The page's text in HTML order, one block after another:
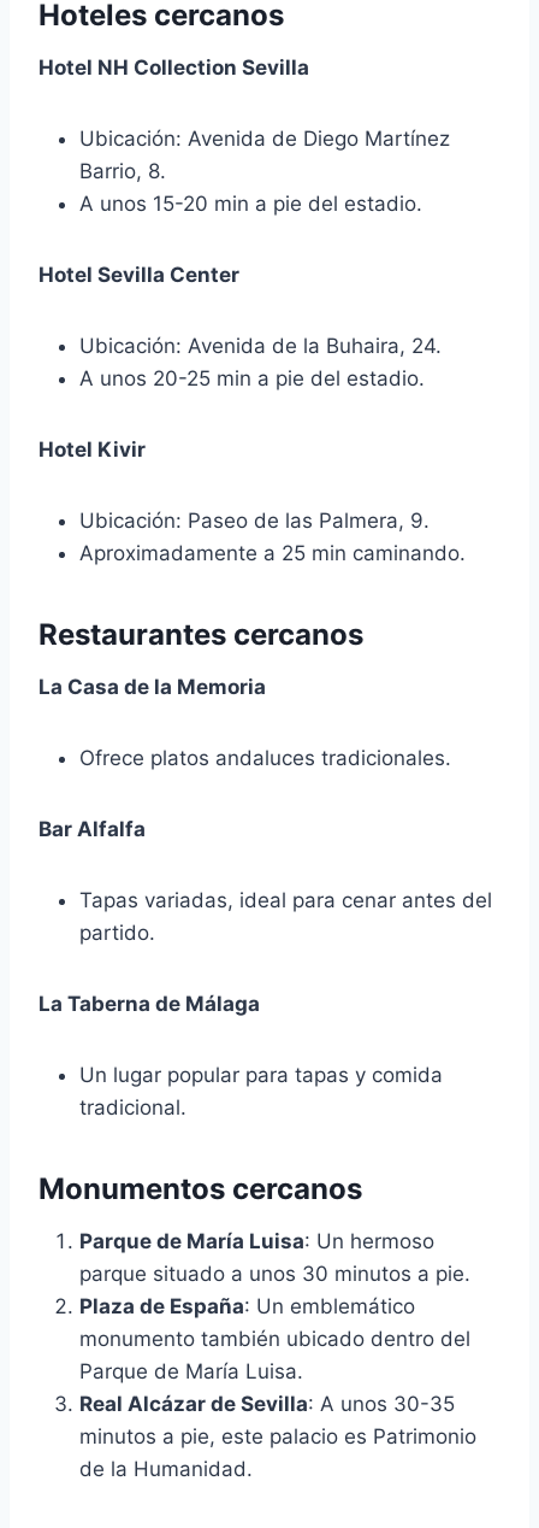
Hoteles cercanos
Hotel NH Collection Sevilla
Ubicación: Avenida de Diego Martínez
Barrio, 8.
A unos 15-20 min a pie del estadio.
Hotel Sevilla Center
Ubicación: Avenida de la Buhaira, 24.
A unos 20-25 min a pie del estadio.
Hotel Kivir
Ubicación: Paseo de las Palmera, 9.
Aproximadamente a 25 min caminando.
Restaurantes cercanos
La Casa de la Memoria
Ofrece platos andaluces tradicionales.
Bar Alfalfa
Tapas variadas, ideal para cenar antes del
partido.
La Taberna de Málaga
Un lugar popular para tapas y comida
tradicional.
Monumentos cercanos
Parque de María Luisa: Un hermoso
parque situado a unos 30 minutos a pie.
Plaza de España: Un emblemático
monumento también ubicado dentro del
Parque de María Luisa.
Real Alcázar de Sevilla: A unos 30-35
minutos a pie, este palacio es Patrimonio
de la Humanidad.